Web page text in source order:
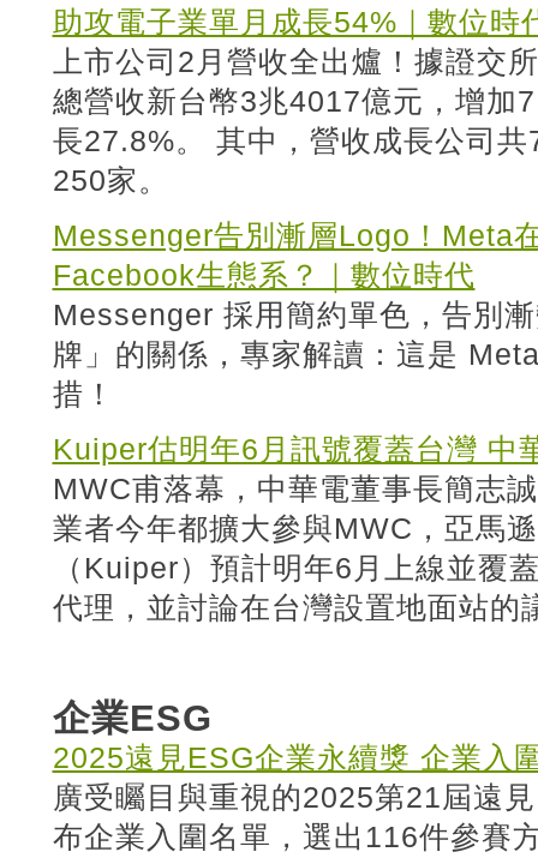
助攻電子業單月成長54%｜數位時
上市公司2月營收全出爐！據證交
總營收新台幣3兆4017億元，增加
長27.8%。 其中，營收成長公司
250家。
Messenger告別漸層Logo！Meta
Facebook生態系？｜數位時代
Messenger 採用簡約單色，告別
牌」的關係，專家解讀：這是
措！
Kuiper估明年6月訊號覆蓋台灣 中
MWC甫落幕，中華電董事長簡志
業者今年都擴大參與MWC，亞馬
（Kuiper）預計明年6月上線並覆
代理，並討論在台灣設置地面站的
企業ESG
2025遠見ESG企業永續獎 企業入
廣受矚目與重視的2025第21屆遠
布企業入圍名單，選出116件參賽